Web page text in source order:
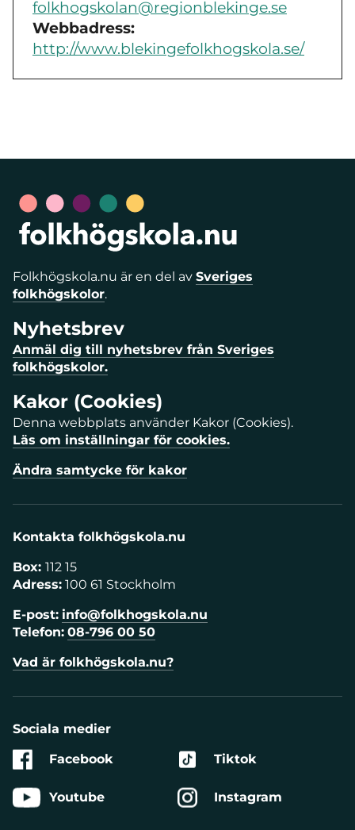
folkhogskolan@regionblekinge.se
Webbadress:
http://www.blekingefolkhogskola.se/
Folkhögskola.nu är en del av Sveriges
folkhögskolor.
Nyhetsbrev
Anmäl dig till nyhetsbrev från Sveriges
folkhögskolor.
Kakor (Cookies)
Denna webbplats använder Kakor (Cookies).
Läs om inställningar för cookies.
Ändra samtycke för kakor
Kontakta folkhögskola.nu
Box: 112 15
Adress: 100 61 Stockholm
E-post: info@folkhogskola.nu
Telefon: 08-796 00 50
Vad är folkhögskola.nu?
Sociala medier
Facebook
Youtube
Tiktok
Instagram